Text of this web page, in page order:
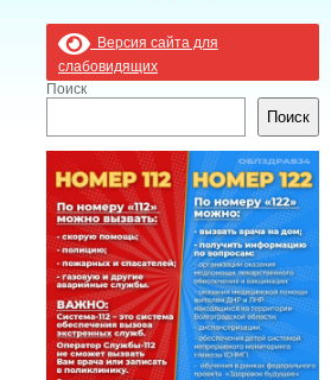
Версия сайта для
слабовидящих
Поиск
Поиск